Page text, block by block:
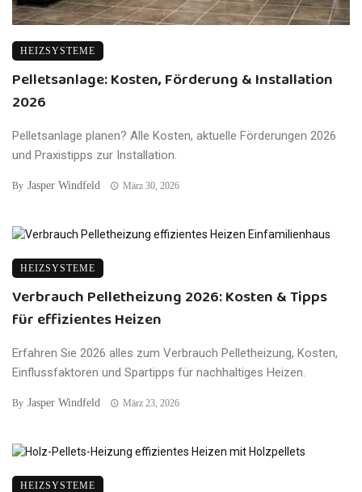
HEIZSYSTEME
Pelletsanlage: Kosten, Förderung & Installation
2026
Pelletsanlage planen? Alle Kosten, aktuelle Förderungen 2026
und Praxistipps zur Installation.
By Jasper Windfeld März 30, 2026
HEIZSYSTEME
Verbrauch Pelletheizung 2026: Kosten & Tipps
für effizientes Heizen
Erfahren Sie 2026 alles zum Verbrauch Pelletheizung, Kosten,
Einflussfaktoren und Spartipps für nachhaltiges Heizen.
By Jasper Windfeld März 23, 2026
HEIZSYSTEME